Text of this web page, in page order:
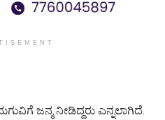
ಜನ್ಮ ನೀಡಿದ್ದರು ಎನ್ನಲಾಗಿದೆ.